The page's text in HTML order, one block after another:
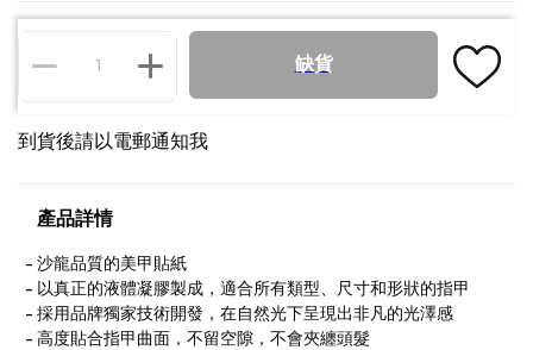
缺貨
到貨後請以電郵通知我
產品詳情
沙龍品質的美甲貼紙
以真正的液體凝膠製成，適合所有類型、尺寸和形狀的指甲
採用品牌獨家技術開發，在自然光下呈現出非凡的光澤感
高度貼合指甲曲面，不留空隙，不會夾纏頭髮